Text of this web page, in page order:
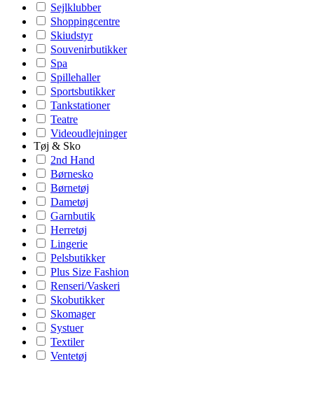
Sejlklubber
Shoppingcentre
Skiudstyr
Souvenirbutikker
Spa
Spillehaller
Sportsbutikker
Tankstationer
Teatre
Videoudlejninger
Tøj & Sko
2nd Hand
Børnesko
Børnetøj
Dametøj
Garnbutik
Herretøj
Lingerie
Pelsbutikker
Plus Size Fashion
Renseri/Vaskeri
Skobutikker
Skomager
Systuer
Textiler
Ventetøj